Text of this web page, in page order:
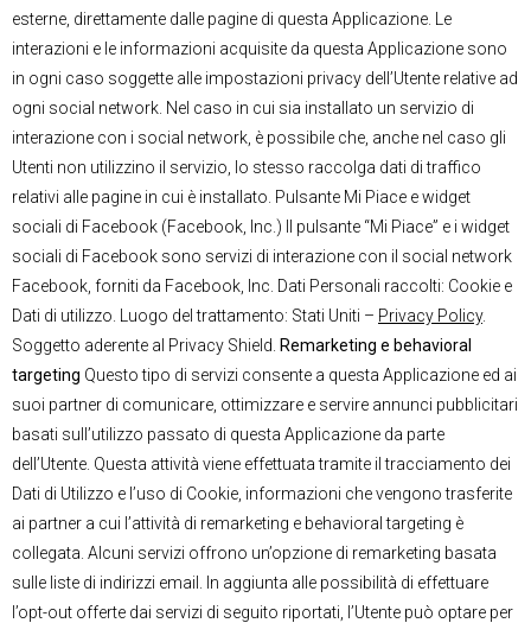
esterne, direttamente dalle pagine di questa Applicazione. Le
interazioni e le informazioni acquisite da questa Applicazione sono
in ogni caso soggette alle impostazioni privacy dell’Utente relative ad
ogni social network. Nel caso in cui sia installato un servizio di
interazione con i social network, è possibile che, anche nel caso gli
Utenti non utilizzino il servizio, lo stesso raccolga dati di traffico
relativi alle pagine in cui è installato. Pulsante Mi Piace e widget
sociali di Facebook (Facebook, Inc.) Il pulsante “Mi Piace” e i widget
sociali di Facebook sono servizi di interazione con il social network
Facebook, forniti da Facebook, Inc. Dati Personali raccolti: Cookie e
Dati di utilizzo. Luogo del trattamento: Stati Uniti – Privacy Policy.
Soggetto aderente al Privacy Shield. Remarketing e behavioral
targeting Questo tipo di servizi consente a questa Applicazione ed ai
suoi partner di comunicare, ottimizzare e servire annunci pubblicitari
basati sull’utilizzo passato di questa Applicazione da parte
dell’Utente. Questa attività viene effettuata tramite il tracciamento dei
Dati di Utilizzo e l’uso di Cookie, informazioni che vengono trasferite
ai partner a cui l’attività di remarketing e behavioral targeting è
collegata. Alcuni servizi offrono un’opzione di remarketing basata
sulle liste di indirizzi email. In aggiunta alle possibilità di effettuare
l’opt-out offerte dai servizi di seguito riportati, l’Utente può optare per